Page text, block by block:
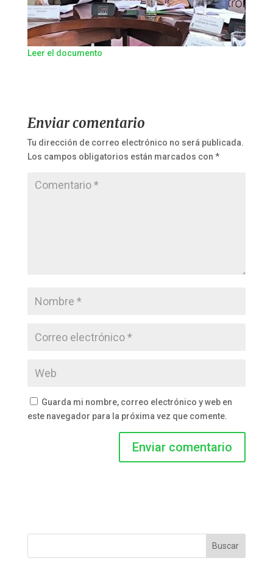
Leer el documento
Enviar comentario
Tu dirección de correo electrónico no será publicada.
Los campos obligatorios están marcados con *
Guarda mi nombre, correo electrónico y web en
este navegador para la próxima vez que comente.
Buscar